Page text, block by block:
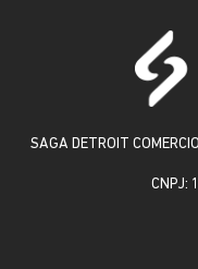
SAGA DETROIT
CNPJ: